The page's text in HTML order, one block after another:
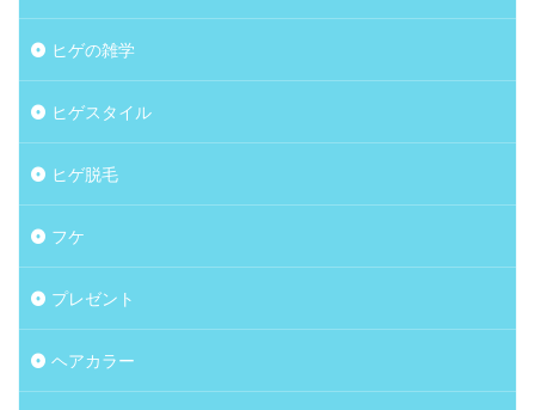
ヒゲの雑学
ヒゲスタイル
ヒゲ脱毛
フケ
プレゼント
ヘアカラー